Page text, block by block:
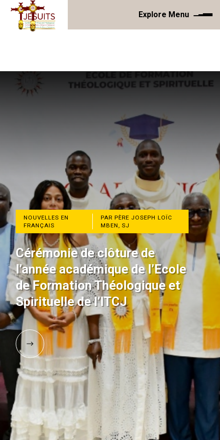
Explore Menu
NOUVELLES EN
FRANÇAIS
PAR PÈRE JOSEPH LOÏC
MBEN, SJ
Cérémonie de clôture de
l’année académique de l’Ecole
de Formation Théologique et
Spirituelle de l’ITCJ